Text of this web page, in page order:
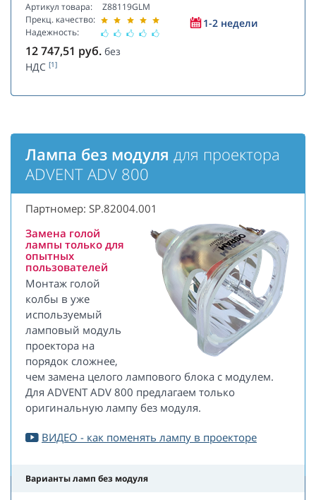
Артикул товара:
Прекц. качество:
Надежность:
Z88119GLM
1-2 недели
12 747,51 руб. без
НДС [1]
Лампа без модуля для проектора
ADVENT ADV 800
Партномер: SP.82004.001
Замена голой
лампы только для
опытных
пользователей
Монтаж голой
колбы в уже
используемый
ламповый модуль
проектора на
порядок сложнее,
чем замена целого лампового блока с модулем.
Для ADVENT ADV 800 предлагаем только
оригинальную лампу без модуля.
ВИДЕО - как поменять лампу в проекторе
Варианты ламп без модуля